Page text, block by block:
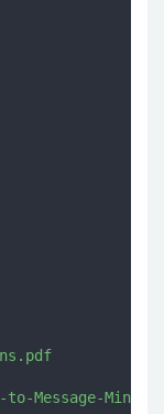
to-Message-